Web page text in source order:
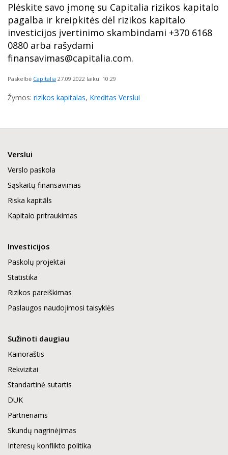
Plėskite savo įmonę su Capitalia rizikos kapitalo
pagalba ir kreipkitės dėl rizikos kapitalo
investicijos įvertinimo skambindami +370 6168
0880 arba rašydami
finansavimas@capitalia.com.
Paskelbė Capitalia 27.09.2022 laiku. 10:29
Žymos: rizikos kapitalas, Kreditas Verslui
Verslui
Verslo paskola
Sąskaitų finansavimas
Riska kapitāls
Kapitalo pritraukimas
Investicijos
Paskolų projektai
Statistika
Rizikos pareiškimas
Paslaugos naudojimosi taisyklės
Sužinoti daugiau
Kainoraštis
Rekvizitai
Standartinė sutartis
DUK
Partneriams
Skundų nagrinėjimas
Interesų konflikto politika